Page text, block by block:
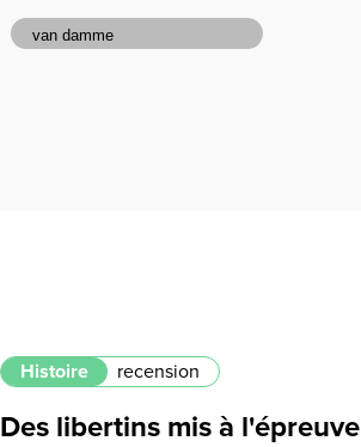
Histoire recension
Des libertins mis à l'épreuve